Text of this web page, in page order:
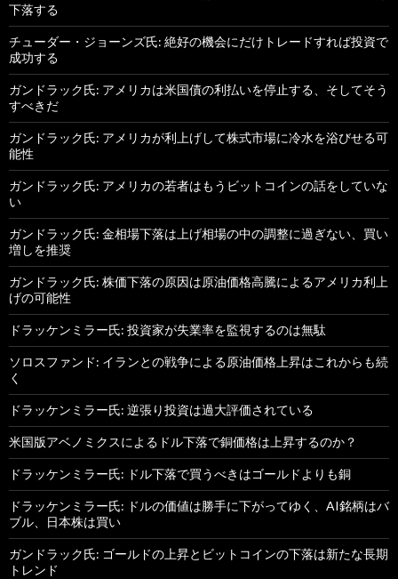
下落する
チューダー・ジョーンズ氏: 絶好の機会にだけトレードすれば投資で
成功する
ガンドラック氏: アメリカは米国債の利払いを停止する、そしてそう
すべきだ
ガンドラック氏: アメリカが利上げして株式市場に冷水を浴びせる可
能性
ガンドラック氏: アメリカの若者はもうビットコインの話をしていな
い
ガンドラック氏: 金相場下落は上げ相場の中の調整に過ぎない、買い
増しを推奨
ガンドラック氏: 株価下落の原因は原油価格高騰によるアメリカ利上
げの可能性
ドラッケンミラー氏: 投資家が失業率を監視するのは無駄
ソロスファンド: イランとの戦争による原油価格上昇はこれからも続
く
ドラッケンミラー氏: 逆張り投資は過大評価されている
米国版アベノミクスによるドル下落で銅価格は上昇するのか？
ドラッケンミラー氏: ドル下落で買うべきはゴールドよりも銅
ドラッケンミラー氏: ドルの価値は勝手に下がってゆく、AI銘柄はバ
ブル、日本株は買い
ガンドラック氏: ゴールドの上昇とビットコインの下落は新たな長期
トレンド